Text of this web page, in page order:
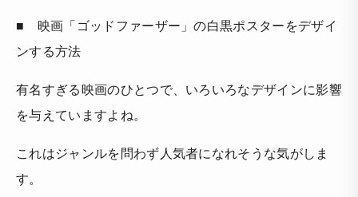
■ 映画「ゴッドファーザー」の白黒ポスターをデザイ
ンする方法
有名すぎる映画のひとつで、いろいろなデザインに影響
を与えていますよね。
これはジャンルを問わず人気者になれそうな気がしま
す。